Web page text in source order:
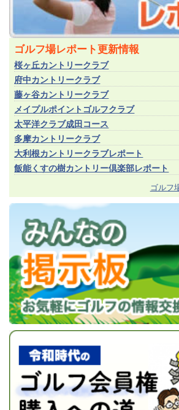
ゴルフ場レポート更新情報
桜ヶ丘カントリークラブ
府中カントリークラブ
藤ヶ谷カントリークラブ
メイプルポイントゴルフクラブ
太平洋クラブ成田コース
多摩カントリークラブ
大利根カントリークラブレポート
飯能くすの樹カントリー倶楽部レポート
ゴルフ